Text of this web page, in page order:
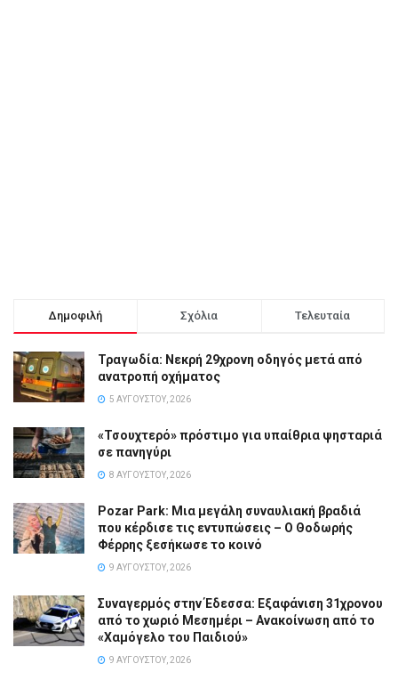
Δημοφιλή Σχόλια Τελευταία
Τραγωδία: Νεκρή 29χρονη οδηγός μετά από
ανατροπή οχήματος
5 ΑΥΓΟΎΣΤΟΥ, 2026
«Τσουχτερό» πρόστιμο για υπαίθρια ψησταριά
σε πανηγύρι
8 ΑΥΓΟΎΣΤΟΥ, 2026
Pozar Park: Μια μεγάλη συναυλιακή βραδιά
που κέρδισε τις εντυπώσεις – Ο Θοδωρής
Φέρρης ξεσήκωσε το κοινό
9 ΑΥΓΟΎΣΤΟΥ, 2026
Συναγερμός στην Έδεσσα: Εξαφάνιση 31χρονου
από το χωριό Μεσημέρι – Ανακοίνωση από το
«Χαμόγελο του Παιδιού»
9 ΑΥΓΟΎΣΤΟΥ, 2026